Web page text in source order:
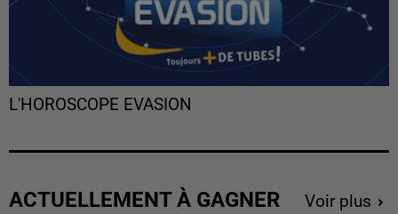
L'HOROSCOPE EVASION
ACTUELLEMENT À GAGNER Voir plus